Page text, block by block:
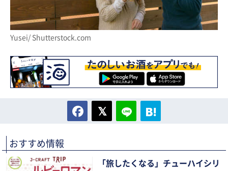
Yusei/ Shutterstock.com
おすすめ情報
「旅したくなる」チューハイシリ